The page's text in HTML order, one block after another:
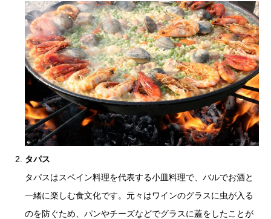
タパス
タパスはスペイン料理を代表する小皿料理で、バルでお酒と
一緒に楽しむ食文化です。元々はワインのグラスに虫が入る
のを防ぐため、パンやチーズなどでグラスに蓋をしたことが